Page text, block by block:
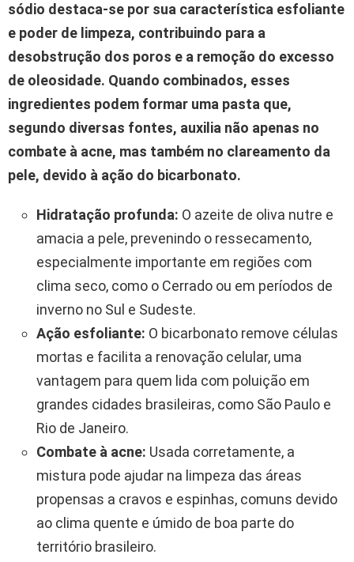
sódio destaca-se por sua característica esfoliante
e poder de limpeza, contribuindo para a
desobstrução dos poros e a remoção do excesso
de oleosidade. Quando combinados, esses
ingredientes podem formar uma pasta que,
segundo diversas fontes, auxilia não apenas no
combate à acne, mas também no clareamento da
pele, devido à ação do bicarbonato.
Hidratação profunda: O azeite de oliva nutre e
amacia a pele, prevenindo o ressecamento,
especialmente importante em regiões com
clima seco, como o Cerrado ou em períodos de
inverno no Sul e Sudeste.
Ação esfoliante: O bicarbonato remove células
mortas e facilita a renovação celular, uma
vantagem para quem lida com poluição em
grandes cidades brasileiras, como São Paulo e
Rio de Janeiro.
Combate à acne: Usada corretamente, a
mistura pode ajudar na limpeza das áreas
propensas a cravos e espinhas, comuns devido
ao clima quente e úmido de boa parte do
território brasileiro.